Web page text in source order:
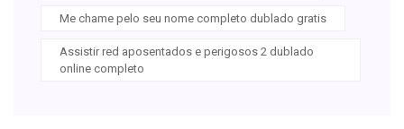
Me chame pelo seu nome completo dublado gratis
Assistir red aposentados e perigosos 2 dublado
online completo